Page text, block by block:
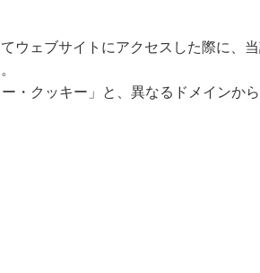
ウェブサイトにアクセスした際に、
・クッキー」と、異なるドメインか